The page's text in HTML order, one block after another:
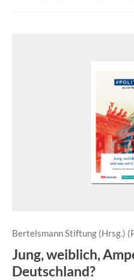
Bertelsmann Stiftung (Hrsg.)
Jung, weiblich,
Deutschland?